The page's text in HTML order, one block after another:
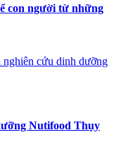
con người từ những
cứu dinh dưỡng
Nutifood Thụy